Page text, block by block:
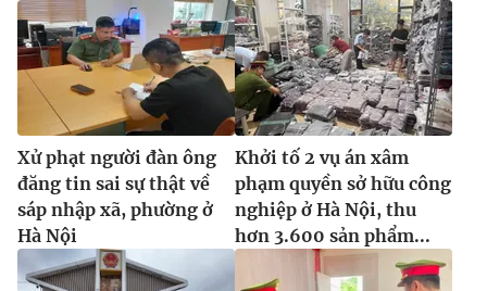
Xử phạt người đàn ông
đăng tin sai sự thật về
sáp nhập xã, phường ở
Hà Nội
Khởi tố 2 vụ án xâm
phạm quyền sở hữu công
nghiệp ở Hà Nội, thu
hơn 3.600 sản phẩm...